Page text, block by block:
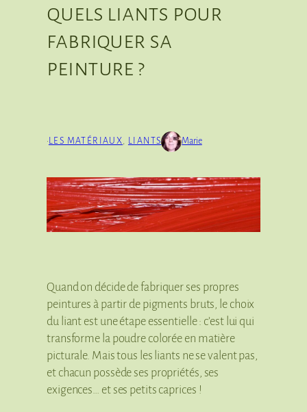
quels liants pour
fabriquer sa
peinture ?
· LES MATÉRIAUX, LIANTS Marie
Quand on décide de fabriquer ses propres
peintures à partir de pigments bruts, le choix
du liant est une étape essentielle : c’est lui qui
transforme la poudre colorée en matière
picturale. Mais tous les liants ne se valent pas,
et chacun possède ses propriétés, ses
exigences… et ses petits caprices !